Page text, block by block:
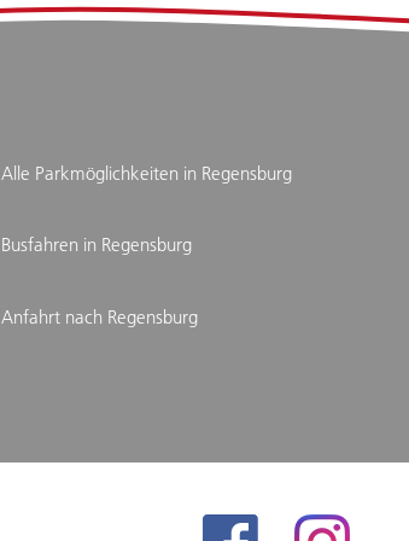
Alle Parkmöglichkeiten in Regensburg
Busfahren in Regensburg
Anfahrt nach Regensburg